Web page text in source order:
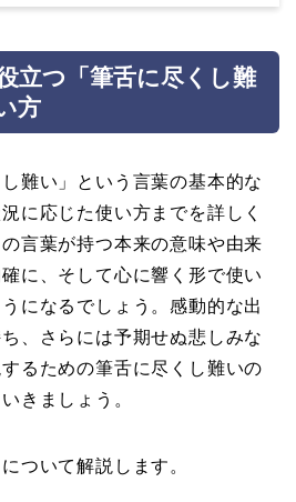
立つ「筆舌に尽くし難
方
難い」という言葉の基本的な
に応じた使い方までを詳しく
言葉が持つ本来の意味や由来
に、そして心に響く形で使い
になるでしょう。感動的な出
、さらには予期せぬ悲しみな
るための筆舌に尽くし難いの
きましょう。
ついて解説します。